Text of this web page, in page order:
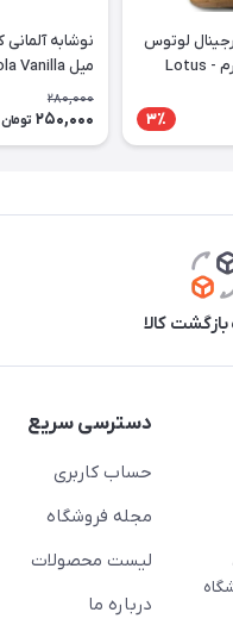
لوتوس
3٪
میل CocaCola Vanilla
280,000
250,000 تومان
کالا
دسترسی سریع
حساب کاربری
مجله فروشگاه
لیست محصولات
درباره ما